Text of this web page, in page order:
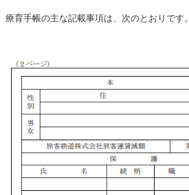
療育手帳の主な記載事項は、次のとおりです。